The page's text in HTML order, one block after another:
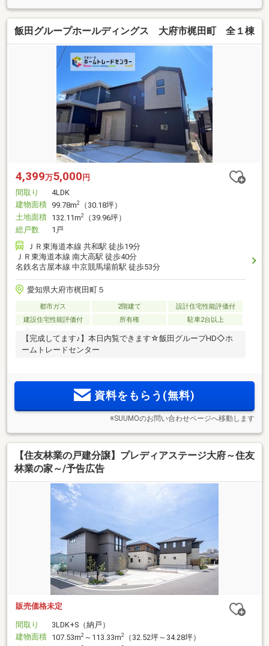
飯田グループホールディングス 大府市梶田町 全１棟
4,399万5,000 円
間取り
4LDK
建物面積 99.78m2
（30.18坪）
土地面積 132.11m2
（39.96坪）
総戸数
1戸
ＪＲ東海道本線 共和駅 徒歩19分
ＪＲ東海道本線 南大高駅 徒歩40分
名鉄名古屋本線 中京競馬場前駅 徒歩53分
愛知県大府市梶田町５
都市ガス 2階建て
設計住宅性能評価付
建設住宅性能評価付
所有権 駐車2台以上
【完成してます♪】本日内覧できます☆飯田グループHD◇ホ
ームトレードセンター
資料をもらう(無料)
※SUUMOのお問い合わせページへ移動します
【住友林業の戸建分譲】プレディアステージ大府～住友
林業の家～/予告広告
販売価格未定
間取り
3LDK+S（納戸）
建物面積 107.53m2 ～113.33m2
（32.52坪～34.28坪）